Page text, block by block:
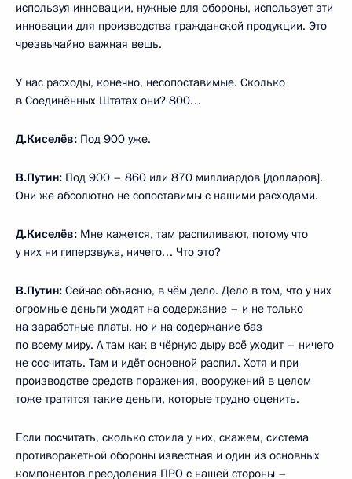
используя инновации, нужные для обороны, использует эти
инновации для производства гражданской продукции. Это
чрезвычайно важная вещь.
У нас расходы, конечно, несопоставимые. Сколько
в Соединённых Штатах они? 800…
Д.Киселёв: Под 900 уже.
В.Путин: Под 900 – 860 или 870 миллиардов [долларов].
Они же абсолютно не сопоставимы с нашими расходами.
Д.Киселёв: Мне кажется, там распиливают, потому что
у них ни гиперзвука, ничего… Что это?
В.Путин: Сейчас объясню, в чём дело. Дело в том, что у них
огромные деньги уходят на содержание – и не только
на заработные платы, но и на содержание баз
по всему миру. А там как в чёрную дыру всё уходит – ничего
не сосчитать. Там и идёт основной распил. Хотя и при
производстве средств поражения, вооружений в целом
тоже тратятся такие деньги, которые трудно оценить.
Если посчитать, сколько стоила у них, скажем, система
противоракетной обороны известная и один из основных
компонентов преодоления ПРО с нашей стороны –